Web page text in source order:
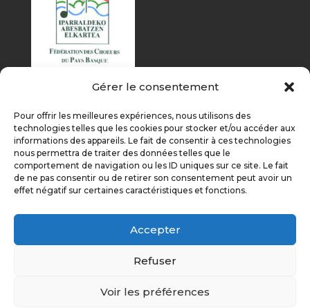
Gérer le consentement
Pour offrir les meilleures expériences, nous utilisons des
technologies telles que les cookies pour stocker et/ou accéder aux
informations des appareils. Le fait de consentir à ces technologies
nous permettra de traiter des données telles que le
comportement de navigation ou les ID uniques sur ce site. Le fait
de ne pas consentir ou de retirer son consentement peut avoir un
effet négatif sur certaines caractéristiques et fonctions.
Accepter
Refuser
Voir les préférences
Éditions précédentes
On parle de nous